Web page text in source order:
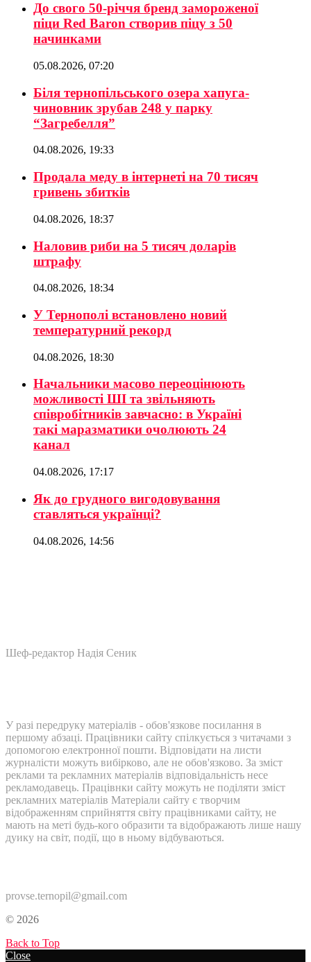
До свого 50-річчя бренд замороженої
піци Red Baron створив піцу з 50
начинками
05.08.2026, 07:20
Біля тернопільського озера хапуга-
чиновник зрубав 248 у парку
“Загребелля”
04.08.2026, 19:33
Продала меду в інтернеті на 70 тисяч
гривень збитків
04.08.2026, 18:37
Наловив риби на 5 тисяч доларів
штрафу
04.08.2026, 18:34
У Тернополі встановлено новий
температурний рекорд
04.08.2026, 18:30
Начальники масово переоцінюють
можливості ШІ та звільняють
співробітників завчасно: в Україні
такі маразматики очолюють 24
канал
04.08.2026, 17:17
Як до грудного вигодовування
ставляться українці?
04.08.2026, 14:56
Шеф-редактор Надія Сеник
У разі передруку матеріалів - обов'язкове посилання в
першому абзаці. Працівники сайту спілкується з читачами з
допомогою електронної пошти. Відповідати на листи
журналісти можуть вибірково, але не обов'язково. За зміст
реклами та рекламних матеріалів відповідальність несе
рекламодавець. Працівнки сайту можуть не поділяти зміст
рекламних матеріалів Матеріали сайту є творчим
відображенням сприйняття світу працівниками сайту, не
мають на меті будь-кого образити та відображають лише нашу
дуику на світ, події, що в ньому відбуваються.
provse.ternopil@gmail.com
© 2026
Back to Top
Close